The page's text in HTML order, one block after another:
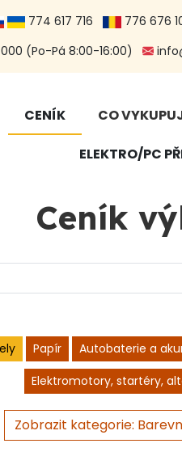
774 617 716 776 676
(Po-Pá 8:00-16:00)
CENÍK CO
ELEKTRO/PC
Ceník
Papír Autobaterie a
Elektromotory, startéry,
Zobrazit kategorie: